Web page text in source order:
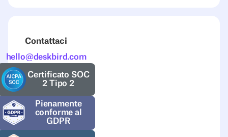
Contattaci
hello@deskbird.com
Certificato SOC
2 Tipo 2
Pienamente
conforme al
GDPR